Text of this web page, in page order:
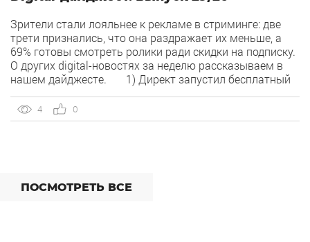
Зрители стали лояльнее к рекламе в стриминге: две
трети признались, что она раздражает их меньше, а
69% готовы смотреть ролики ради скидки на подписку.
О других digital-новостях за неделю рассказываем в
нашем дайджесте. 1) Директ запустил бесплатный
встроенный динамический коллтрекинг — без доплат и
интеграций со сторонними сервисами. […]
4 0
ПОСМОТРЕТЬ ВСЕ